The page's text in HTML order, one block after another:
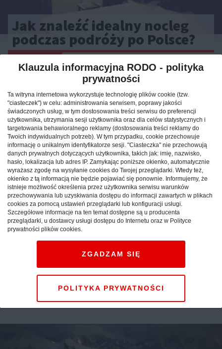
Jak znaleźć idealny nocleg
podczas podróży po Polsce?
CAŁA POLSKA
Weekend w górach: sprawdź,
jak maksymalnie
wykorzystać krótki pobyt
pod Tatrami
CAŁA POLSKA atrakcje 27.12.2025
Klauzula informacyjna RODO - polityka
prywatności
Ta witryna internetowa wykorzystuje technologię plików cookie (tzw.
"ciasteczek") w celu: administrowania serwisem, poprawy jakości
świadczonych usług, w tym dostosowania treści serwisu do preferencji
użytkownika, utrzymania sesji użytkownika oraz dla celów statystycznych i
targetowania behawioralnego reklamy (dostosowania treści reklamy do
Twoich indywidualnych potrzeb). W tym przypadku, cookie przechowuje
informację o unikalnym identyfikatorze sesji. "Ciasteczka" nie przechowują
danych prywatnych dotyczących użytkownika, takich jak: imię, nazwisko,
hasło, lokalizacja lub adres IP. Zamykając poniższe okienko, automatycznie
wyrażasz zgodę na wysyłanie cookies do Twojej przeglądarki. Wtedy też,
okienko z tą informacją nie będzie pojawiać się ponownie. Informujemy, że
istnieje możliwość określenia przez użytkownika serwisu warunków
przechowywania lub uzyskiwania dostępu do informacji zawartych w plikach
cookies za pomocą ustawień przeglądarki lub konfiguracji usługi.
Szczegółowe informacje na ten temat dostępne są u producenta
przeglądarki, u dostawcy usługi dostępu do Internetu oraz w Polityce
prywatności plików cookies.
POLITYKA PRYWATNOŚCI
ZGADZAM SIĘ